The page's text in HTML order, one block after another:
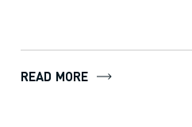
des vitesses d'axe élevées
READ MORE